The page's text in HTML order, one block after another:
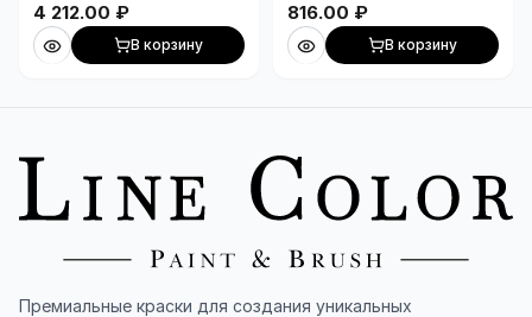
4 212.00 ₽
В корзину
816.00 ₽
В корзину
Премиальные краски для создания уникальных